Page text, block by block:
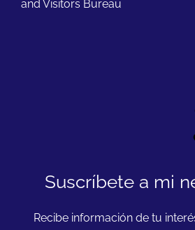
and Visitors Bureau
Suscríbete a mi
Recibe información de tu